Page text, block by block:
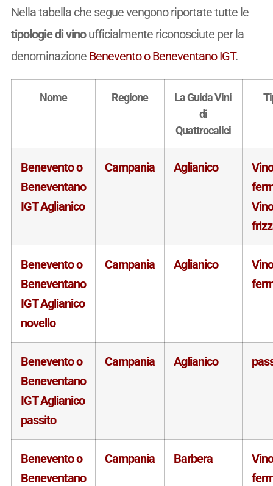
Nella tabella che segue vengono riportate tutte le
tipologie di vinoufficialmente riconosciute per la
denominazione Benevento o Beneventano IGT.
Nome Regione
La Guida Vini
di
Quattrocalici
Benevento o
Beneventano
IGT Aglianico
Campania Aglianico
Vino
Vino
Benevento o
Beneventano
IGT Aglianico
novello
Campania Aglianico
Vino
Benevento o
Beneventano
IGT Aglianico
passito
Campania Aglianico
Benevento o
Beneventano
Campania Barbera
Vino